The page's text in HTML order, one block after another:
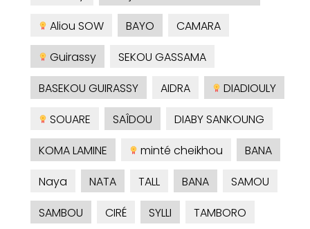
Aliou SOW
BAYO
CAMARA
Guirassy
SEKOU GASSAMA
BASEKOU GUIRASSY
AIDRA
DIADIOULY
SOUARE
SAÎDOU
DIABY SANKOUNG
KOMA LAMINE
minté cheikhou
BANA
Naya
NATA TALL BANA
SAMOU
SAMBOU
CIRÉ SYLLI
TAMBORO